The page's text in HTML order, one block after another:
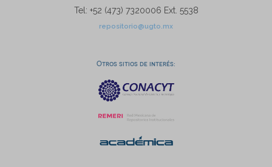
Tel: +52 (473) 7320006 Ext. 5538
repositorio@ugto.mx
Otros sitios de interés: